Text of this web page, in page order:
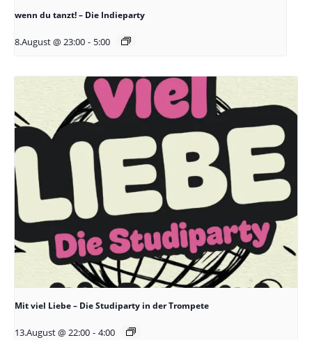
wenn du tanzt! – Die Indieparty
8.August @ 23:00 - 5:00
Mit viel Liebe – Die Studiparty in der Trompete
13.August @ 22:00 - 4:00